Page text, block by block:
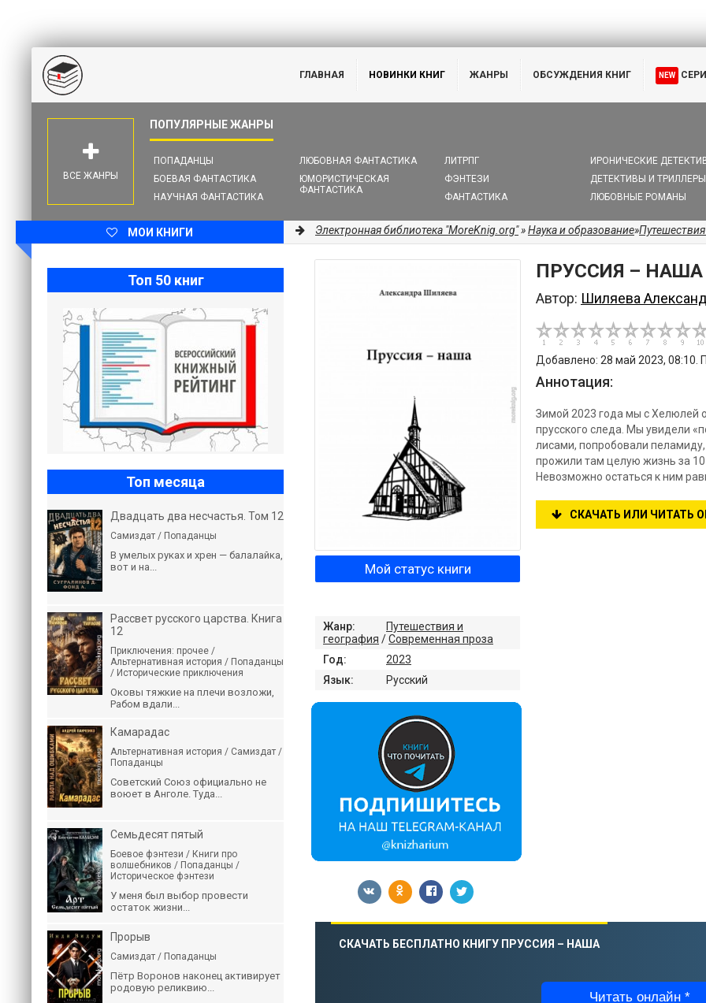
ГЛАВНАЯ НОВИНКИ КНИГ ЖАНРЫ ОБСУЖДЕНИЯ КНИГ NEW
ПОПАДАНЦЫ
БОЕВАЯ ФАНТАСТИКА
НАУЧНАЯ ФАНТАСТИКА
ЛЮБОВНАЯ ФАНТАСТИКА
ЮМОРИСТИЧЕСКАЯ
ФАНТАСТИКА
ЛИТРПГ
ФЭНТЕЗИ
ФАНТАСТИКА
ИРОНИЧЕСКИЕ
ДЕТЕКТИВЫ И ТРИЛЛЕРЫ
ЛЮБОВНЫЕ РОМАНЫ
ВСЕ ЖАНРЫ
МОИ КНИГИ Электронная библиотека "MoreKnig.org"»Наука и образование»
ПРУССИЯ – НАША
Автор: Шиляева
Добавлено: 28 май 2023, 08:10.
Аннотация:
Зимой 2023 года мы с Хелюлей
прусского следа. Мы увидели
лисами, попробовали
прожили там целую жизнь за
Невозможно остаться к ним
СКАЧАТЬ ИЛИ ЧИТАТЬ
Мой статус книги
Жанр:
Путешествия и
география /Современная проза
Год:
2023
Язык:
Русский
СКАЧАТЬ БЕСПЛАТНО КНИГУ ПРУССИЯ – НАША
Читать онлайн *
Топ 50 книг
Топ месяца
Двадцать два несчастья. Том 12
Самиздат / Попаданцы
В умелых руках и хрен — балалайка,
вот и на...
Рассвет русского царства. Книга
12
Приключения: прочее /
Альтернативная история / Попаданцы
/ Исторические приключения
Оковы тяжкие на плечи возложи,
Рабом вдали...
Камарадас
Альтернативная история / Самиздат /
Попаданцы
Советский Союз официально не
воюет в Анголе. Туда...
Семьдесят пятый
Боевое фэнтези / Книги про
волшебников / Попаданцы /
Историческое фэнтези
У меня был выбор провести
остаток жизни...
Прорыв
Самиздат / Попаданцы
Пётр Воронов наконец активирует
родовую реликвию...